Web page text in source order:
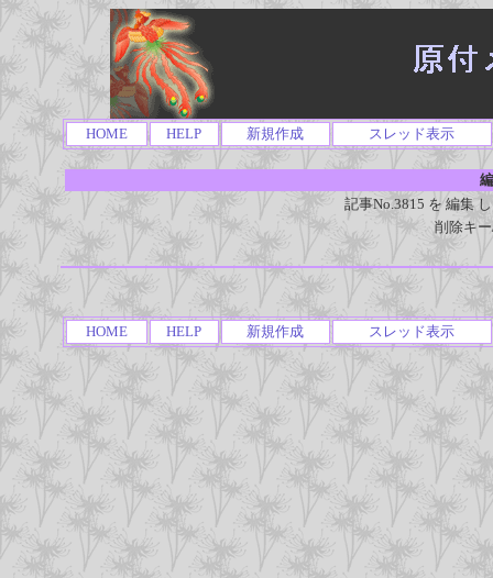
HOME HELP 新規作成 スレッド表示
記事No.3815 を 編集
削除キ
HOME HELP 新規作成 スレッド表示